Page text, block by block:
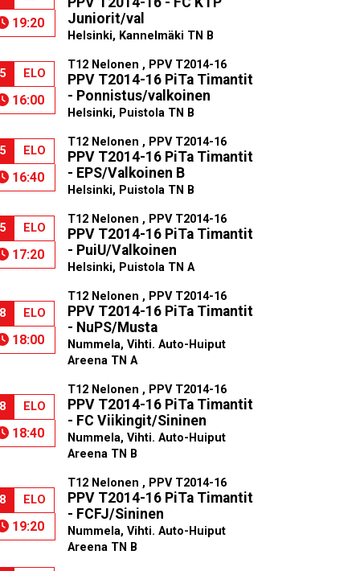
19:20
Juniorit/val
Helsinki, Kannelmäki TN B
ELO
16:00
T12 Nelonen , PPV T2014-16
PPV T2014-16 PiTa Timantit
- Ponnistus/valkoinen
Helsinki, Puistola TN B
ELO
16:40
T12 Nelonen , PPV T2014-16
PPV T2014-16 PiTa Timantit
- EPS/Valkoinen B
Helsinki, Puistola TN B
ELO
17:20
T12 Nelonen , PPV T2014-16
PPV T2014-16 PiTa Timantit
- PuiU/Valkoinen
Helsinki, Puistola TN A
ELO
18:00
T12 Nelonen , PPV T2014-16
PPV T2014-16 PiTa Timantit
- NuPS/Musta
Nummela, Vihti. Auto-Huiput
Areena TN A
ELO
18:40
T12 Nelonen , PPV T2014-16
PPV T2014-16 PiTa Timantit
- FC Viikingit/Sininen
Nummela, Vihti. Auto-Huiput
Areena TN B
ELO
19:20
T12 Nelonen , PPV T2014-16
PPV T2014-16 PiTa Timantit
- FCFJ/Sininen
Nummela, Vihti. Auto-Huiput
Areena TN B